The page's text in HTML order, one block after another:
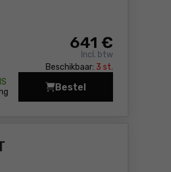
641 €
Incl. btw
Beschikbaar: 3 st.
Bestel
Telescopische Power